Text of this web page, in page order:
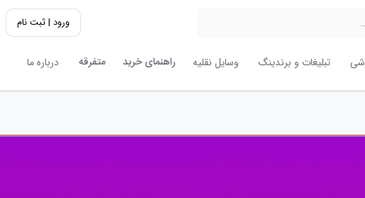
ورود | ثبت نام
تبلیغات و برندینگ وسایل نقلیه راهنمای خرید متفرقه درباره ما